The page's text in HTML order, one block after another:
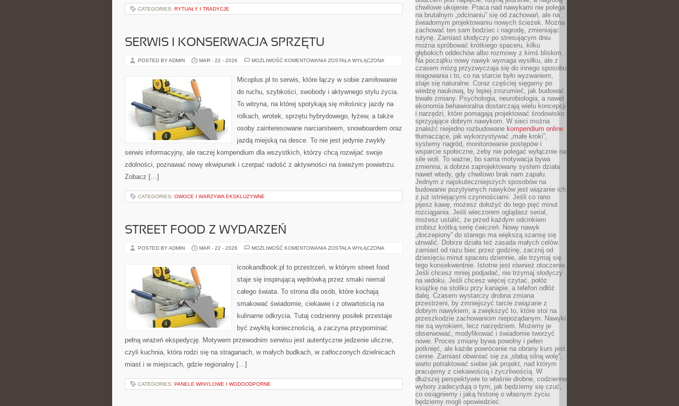
CATEGORIES: RYTUAŁY I TRADYCJE
SERWIS I KONSERWACJA SPRZĘTU
POSTED BY ADMIN MAR - 22 - 2026 MOŻLIWOŚĆ KOMENTOWANIA SERWIS
ZOSTAŁA WYŁĄCZONA
Micoplus.pl to serwis, które łączy w sobie zamiłowanie
do ruchu, szybkości, swobody i aktywnego stylu życia.
To witryna, na której spotykają się miłośnicy jazdy na
rolkach, wrotek, sprzętu hybrydowego, łyżew, a także
osoby zainteresowane narciarstwem, snowboardem oraz
jazdą miejską na desce. To nie jest jedynie zwykły
serwis informacyjny, ale raczej kompendium dla wszystkich, którzy chcą rozwijać swoje
zdolności, poznawać nowy ekwipunek i czerpać radość z aktywności na świeżym powietrzu.
Zobacz […]
CATEGORIES: OWOCE I WARZYWA EKSKLUZYWNE
STREET FOOD Z WYDARZEŃ
POSTED BY ADMIN MAR - 22 - 2026 MOŻLIWOŚĆ KOMENTOWANIA STREET
WYDARZEŃ
ZOSTAŁA WYŁĄCZONA
icookandbook.pl to przestrzeń, w którym street food
staje się inspirującą wędrówką przez smaki niemal
całego świata. To strona dla osób, które kochają
smakować świadomie, ciekawie i z otwartością na
kulinarne odkrycia. Tutaj codzienny posiłek przestaje
być zwykłą koniecznością, a zaczyna przypominać
pełną wrażeń ekspedycję. Motywem przewodnim serwisu jest autentyczne jedzenie uliczne,
czyli kuchnia, która rodzi się na straganach, w małych budkach, w zatłoczonych dzielnicach
miast i w miejscach, gdzie regionalny […]
CATEGORIES: PANELE WINYLOWE I WODOODPORNE
chwilowe ukojenie. Praca nad nawykami nie polega
na brutalnym „odcinaniu” się od zachowań, ale na
świadomym projektowaniu nowych ścieżek. Można
zachować ten sam bodziec i nagrodę, zmieniając
rutynę. Zamiast słodyczy po stresującym dniu
można spróbować krótkiego spaceru, kilku
głębokich oddechów albo rozmowy z kimś bliskim.
Na początku nowy nawyk wymaga wysiłku, ale z
czasem mózg przyzwyczaja się do innego sposobu
reagowania i to, co na starcie było wyzwaniem,
staje się naturalne. Coraz częściej sięgamy po
wiedzę naukową, by lepiej zrozumieć, jak budować
trwałe zmiany. Psychologia, neurobiologia, a nawet
ekonomia behawioralna dostarczają wielu koncepcji
i narzędzi, które pomagają projektować środowisko
sprzyjające dobrym nawykom. W sieci można
znaleźć niejedno rozbudowane kompendium online
tłumaczące, jak wykorzystywać „małe kroki”,
systemy nagród, monitorowanie postępów i
wsparcie społeczne, żeby nie polegać wyłącznie na
sile woli. To ważne, bo sama motywacja bywa
zmienna, a dobrze zaprojektowany system działa
nawet wtedy, gdy chwilowo brak nam zapału.
Jednym z najskuteczniejszych sposobów na
budowanie pozytywnych nawyków jest wiązanie ich
z już istniejącymi czynnościami. Jeśli co rano
pijesz kawę, możesz dołożyć do tego pięć minut
rozciągania. Jeśli wieczorem oglądasz serial,
możesz ustalić, że przed każdym odcinkiem
zrobisz krótką serię ćwiczeń. Nowy nawyk
„doczepiony” do starego ma większą szansę się
utrwalić. Dobrze działa też zasada małych celów:
zamiast od razu biec przez godzinę, zacznij od
dziesięciu minut spaceru dziennie, ale trzymaj się
tego konsekwentnie. Istotne jest również otoczenie.
Jeśli chcesz mniej podjadać, nie trzymaj słodyczy
na widoku. Jeśli chcesz więcej czytać, połóż
książkę na stoliku przy kanapie, a telefon odłóż
dalej. Czasem wystarczy drobna zmiana
przestrzeni, by zmniejszyć tarcie związane z
dobrym nawykiem, a zwiększyć to, które stoi na
przeszkodzie zachowaniom niepożądanym. Nawyki
nie są wyrokiem, lecz narzędziem. Możemy je
obserwować, modyfikować i świadomie tworzyć
nowe. Proces zmiany bywa powolny i pełen
potknięć, ale każde powrócenie na obrany kurs jest
cenne. Zamiast obwiniać się za „słabą silną wolę”,
warto potraktować siebie jak projekt, nad którym
pracujemy z ciekawością i życzliwością. W
dłuższej perspektywie to właśnie drobne, codzienne
wybory zadecydują o tym, jak będziemy się czuć,
co osiągniemy i jaką historię o własnym życiu
będziemy mogli opowiedzieć.